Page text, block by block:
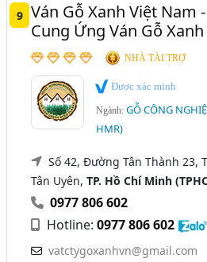
9 Ván Gỗ Xanh Việt Nam
Cung Ứng Ván Gỗ
NHÀ TÀI TRỢ
Được xác minh
Ngành:GỖ CÔNG
HMR)
Số 42, Đường Tân Thành 23,
Tân Uyên,TP. Hồ Chí Minh
0977 806 602
Hotline:0977 806 602
vatctygoxanhvn@gmail.com